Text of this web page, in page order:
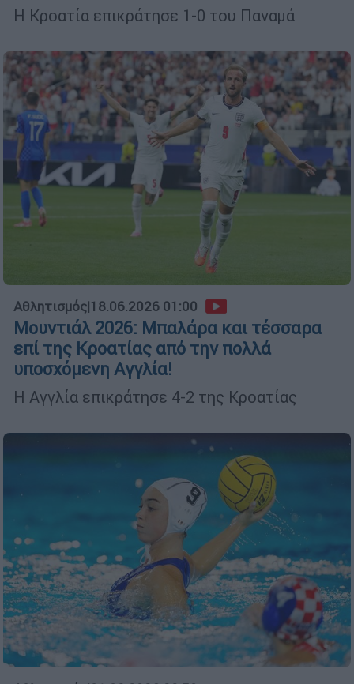
Η Κροατία επικράτησε 1-0 του Παναμά
Αθλητισμός|18.06.2026 01:00
Μουντιάλ 2026: Μπαλάρα και τέσσαρα
επί της Κροατίας από την πολλά
υποσχόμενη Αγγλία!
Η Αγγλία επικράτησε 4-2 της Κροατίας